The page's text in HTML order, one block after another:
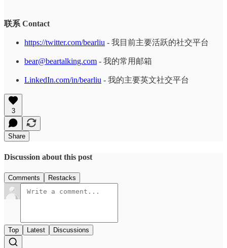
联系 Contact
https://twitter.com/bearliu - 我目前主要活跃的社交平台
bear@beartalking.com - 我的常用邮箱
LinkedIn.com/in/bearliu - 我的主要英文社交平台
3
Share
Discussion about this post
Comments Restacks
Top Latest Discussions